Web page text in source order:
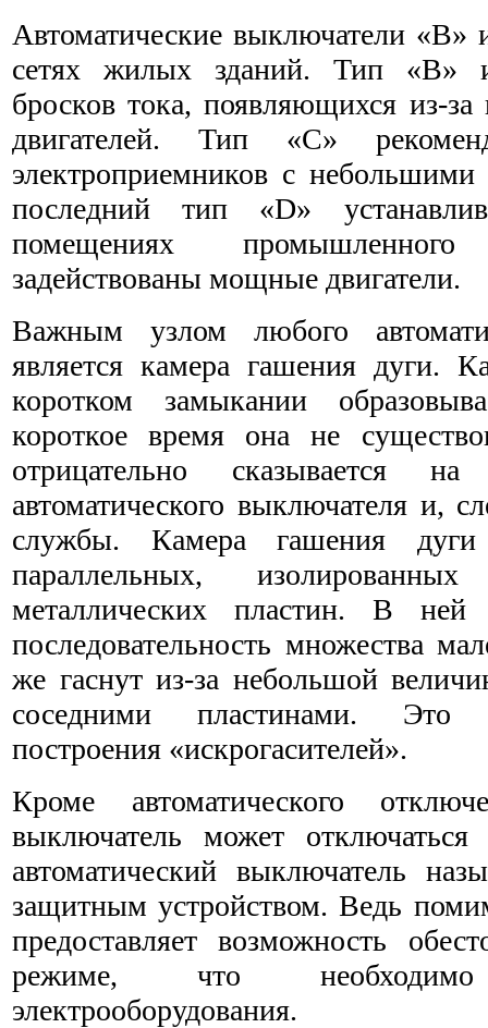
Автоматические выключатели «В»
сетях жилых зданий. Тип «В»
бросков тока, появляющихся из-
двигателей. Тип «С»
электроприемников с
последний тип «D»
помещениях
задействованы мощные двигатели.
Важным узлом любого
является камера гашения дуги.
коротком замыкании
короткое время она не
отрицательно сказывается
автоматического выключателя и,
службы. Камера гашения
параллельных,
металлических пластин. В ней
последовательность множества
же гаснут из-за небольшой
соседними пластинами. Это
построения «искрогасителей».
Кроме автоматического
выключатель может
автоматический выключатель
защитным устройством. Ведь
предоставляет возможность
режиме, что
электрооборудования.